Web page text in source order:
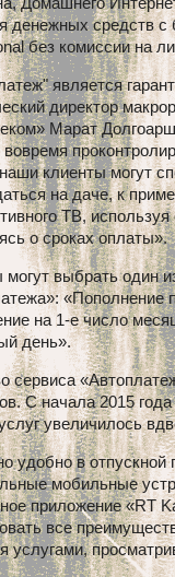
денежных средств с
без комиссии на
является
директор
Марат
клиенты могут
на даче, к
ТВ,
о сроках оплаты».
могут выбрать один
«Пополнение
на 1-е число
день».
сервиса
С начала 2015
увеличилось
удобно в отпускной
мобильные
приложение «RT
все
услугами,